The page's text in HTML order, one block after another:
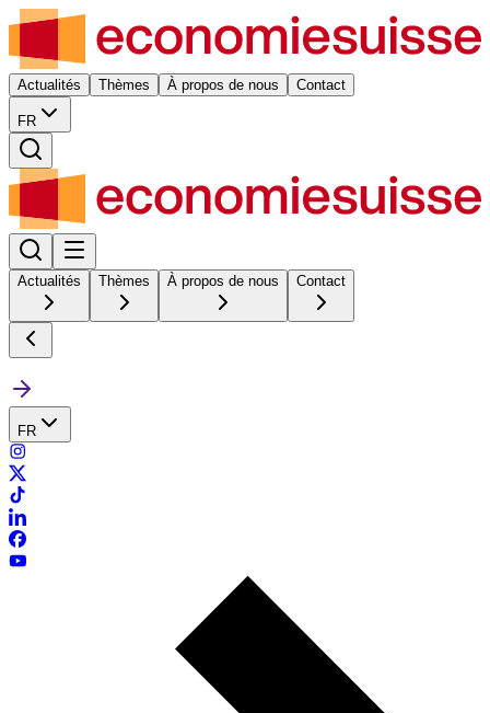
Actualités Thèmes À propos de nous Contact
FR
Actualités Thèmes À propos de nous Contact
FR